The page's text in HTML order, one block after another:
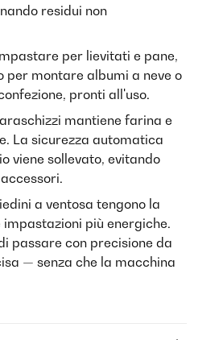
residui non
per lievitati e pane,
montare albumi a neve o
pronti all'uso.
mantiene farina e
La sicurezza automatica
viene sollevato, evitando
a ventosa tengono la
più energiche.
passare con precisione da
— senza che la macchina